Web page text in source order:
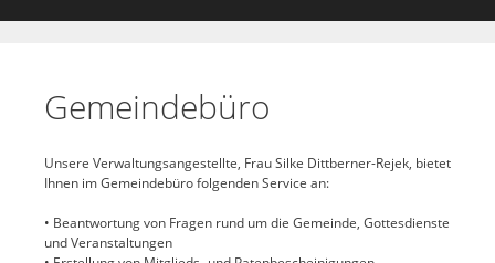
Gemeindebüro
Unsere Verwaltungsangestellte, Frau Silke Dittberner-Rejek, bietet
Ihnen im Gemeindebüro folgenden Service an:
• Beantwortung von Fragen rund um die Gemeinde, Gottesdienste
und Veranstaltungen